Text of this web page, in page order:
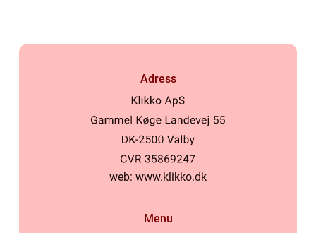
Adress
web: www.klikko.dk
Menu